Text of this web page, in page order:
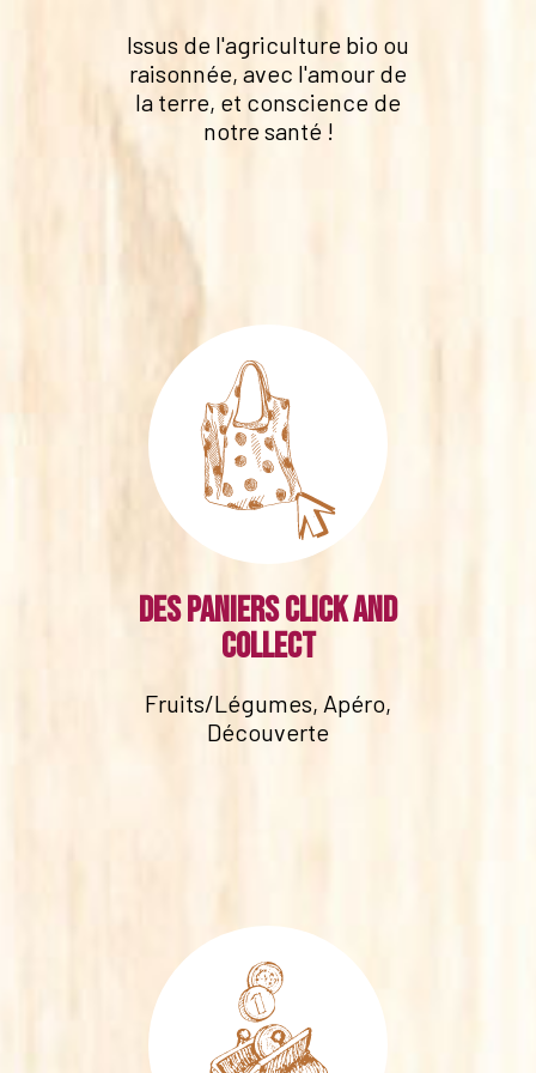
Issus de l'agriculture bio ou
raisonnée, avec l'amour de
la terre, et conscience de
notre santé !
Des paniers click and
collect
Fruits/Légumes, Apéro,
Découverte